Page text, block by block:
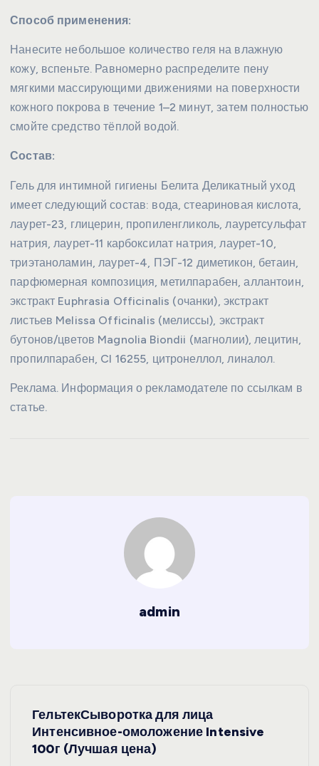
Способ применения:
Нанесите небольшое количество геля на влажную
кожу, вспеньте. Равномерно распределите пену
мягкими массирующими движениями на поверхности
кожного покрова в течение 1–2 минут, затем полностью
смойте средство тёплой водой.
Состав:
Гель для интимной гигиены Белита Деликатный уход
имеет следующий состав: вода, стеариновая кислота,
лаурет-23, глицерин, пропиленгликоль, лауретсульфат
натрия, лаурет-11 карбоксилат натрия, лаурет-10,
триэтаноламин, лаурет-4, ПЭГ-12 диметикон, бетаин,
парфюмерная композиция, метилпарабен, аллантоин,
экстракт Euphrasia Officinalis (очанки), экстракт
листьев Melissa Officinalis (мелиссы), экстракт
бутонов/цветов Magnolia Biondii (магнолии), лецитин,
пропилпарабен, CI 16255, цитронеллол, линалол.
Реклама. Информация о рекламодателе по ссылкам в
статье.
admin
ГельтекСыворотка для лица
Интенсивное-омоложение Intensive
100г (Лучшая цена)